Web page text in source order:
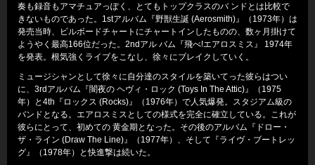
奏も録音もアマチュアっぽく、とてもトップクラスのバ ンドとは比較で
きないものであった。1stアルバム『野獣生誕 (Aerosmith)』（1973年）は
発売当時、ビルボードチャートにチャートインしたものの、数ヶ月掛けて
ようやく最高166位だった。2ndアル バム『飛べ!エアロスミス』 1974年
を発表。根気強くライブをこなし、徐々にブレイクしていく。
ミュージシャンとして徐々に自分達のスタイルを築いてった彼らはつい
に、3rdアルバム『闇夜の ヘヴィ・ロック (Toys In The Attic)』（1975
年）と4th『ロックス (Rocks)』（1976年）で人気爆発。スタジアム級の
バンドとなる。エアロスミスとしての様式を完全に確立している。これが
彼らにとって、初めての 黄金期となった。その後のアルバム『ドロー・
ザ・ライン (Draw The Line)』（1977年）、そして『ライヴ・ブートレッ
グ』（1978年）と快進撃は続いた。